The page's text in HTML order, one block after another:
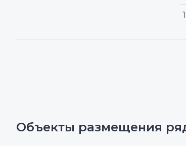
Объекты размещения